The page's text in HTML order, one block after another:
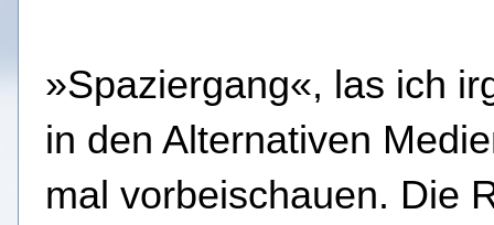
»Spaziergang«, las ich
in den Alternativen
mal vorbeischauen. Die